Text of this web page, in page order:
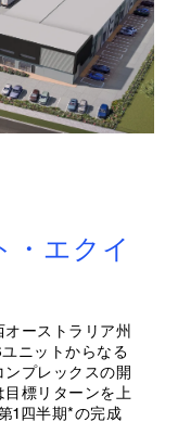
・エクイ
ーストラリア州
ニットからなる
プレックスの開
標リターンを上
1四半期*の完成